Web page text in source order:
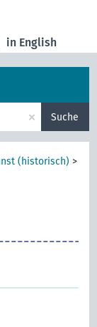
in English
× Suche
(historisch) >